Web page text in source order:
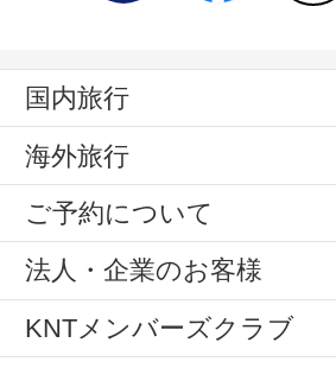
国内旅行
海外旅行
ご予約について
法人・企業のお客様
KNTメンバーズクラブ